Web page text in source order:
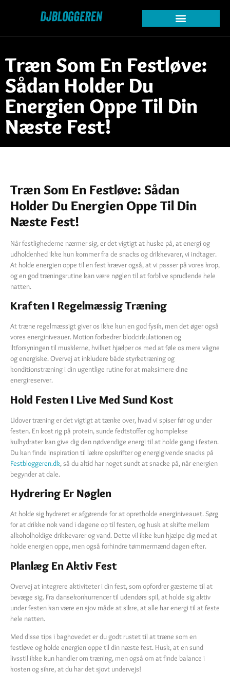
Træn Som En Festløve:
Sådan Holder Du
Energien Oppe Til Din
Næste Fest!
Træn Som En Festløve: Sådan
Holder Du Energien Oppe Til Din
Næste Fest!
Når festlighederne nærmer sig, er det vigtigt at huske på, at energi og
udholdenhed ikke kun kommer fra de snacks og drikkevarer, vi indtager.
At holde energien oppe til en fest kræver også, at vi passer på vores krop,
og en god træningsrutine kan være nøglen til at forblive sprudlende hele
natten.
Kraften I Regelmæssig Træning
At træne regelmæssigt giver os ikke kun en god fysik, men det øger også
vores energiniveauer. Motion forbedrer blodcirkulationen og
iltforsyningen til musklerne, hvilket hjælper os med at føle os mere vågne
og energiske. Overvej at inkludere både styrketræning og
konditionstræning i din ugentlige rutine for at maksimere dine
energireserver.
Hold Festen I Live Med Sund Kost
Udover træning er det vigtigt at tænke over, hvad vi spiser før og under
festen. En kost rig på protein, sunde fedtstoffer og komplekse
kulhydrater kan give dig den nødvendige energi til at holde gang i festen.
Du kan finde inspiration til lækre opskrifter og energigivende snacks på
Festbloggeren.dk, så du altid har noget sundt at snacke på, når energien
begynder at dale.
Hydrering Er Nøglen
At holde sig hydreret er afgørende for at opretholde energiniveauet. Sørg
for at drikke nok vand i dagene op til festen, og husk at skifte mellem
alkoholholdige drikkevarer og vand. Dette vil ikke kun hjælpe dig med at
holde energien oppe, men også forhindre tømmermænd dagen efter.
Planlæg En Aktiv Fest
Overvej at integrere aktiviteter i din fest, som opfordrer gæsterne til at
bevæge sig. Fra dansekonkurrencer til udendørs spil, at holde sig aktiv
under festen kan være en sjov måde at sikre, at alle har energi til at feste
hele natten.
Med disse tips i baghovedet er du godt rustet til at træne som en
festløve og holde energien oppe til din næste fest. Husk, at en sund
livsstil ikke kun handler om træning, men også om at finde balance i
kosten og sikre, at du har det sjovt undervejs!